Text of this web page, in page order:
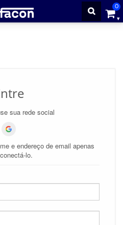
0
sua rede social
e endereço de email apenas
lo.